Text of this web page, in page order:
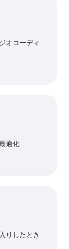
オコーディ
適化
りしたとき